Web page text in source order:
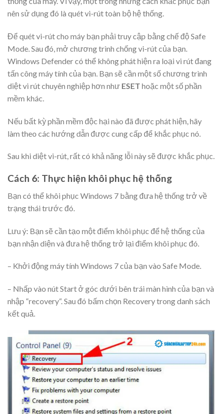
nên sử dụng đó là quét vi-rút toàn bộ hệ thống.
Để quét vi-rút cho máy bạn phải truy cập bằng chế độ Safe
Mode. Sau đó, mở chương trình chống vi-rút của bạn.
Windows Defender có thể không phát hiện ra loại vi rút đang
tấn công máy tính của bạn. Bạn sẽ cần một số chương trình
diệt vi rút chuyên nghiệp hơn như ESET hoặc một số phần
mềm khác.
Nếu bất kỳ phần mềm độc hại nào đã được phát hiện, hãy
làm theo các hướng dẫn được cung cấp để khắc phục nó.
Sau khi diệt vi-rút, rất có khả năng lỗi này sẽ được khắc phục.
Cách 6: Thực hiện khôi phục hệ thống
Bạn có thể khôi phục Windows 7 bằng đưa hệ thống trở về
trạng thái trước đó.
Lưu ý: Bạn sẽ cần tạo một điểm khôi phục để hệ thống của
bạn nhận diện và đưa hệ thống trở lại điểm khôi phục đó.
– Khởi động máy tính Windows 7 của bạn vào Safe Mode.
– Nhấp vào nút Start ở góc dưới bên trái màn hình của bạn và
nhập “recovery“. Sau đó bấm chọn Recovery trong danh sách
kết quả.